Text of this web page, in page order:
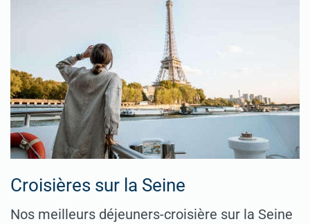
Croisières sur la Seine
Nos meilleurs déjeuners-croisière sur la Seine